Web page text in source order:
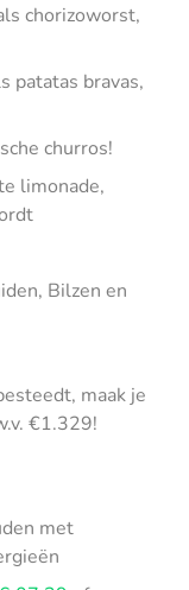
chorizoworst,
patatas bravas,
churros!
limonade,
Bilzen en
maak je
€1.329!
met